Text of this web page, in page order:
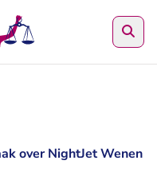
over NightJet Wenen